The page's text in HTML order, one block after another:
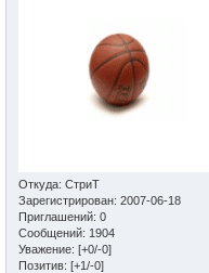
Откуда: СтриТ
Зарегистрирован: 2007-06-18
Приглашений: 0
Сообщений: 1904
Уважение: [+0/-0]
Позитив: [+1/-0]